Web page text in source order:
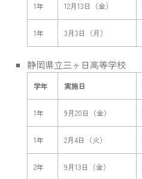
1年 12月13日（金）
1年 3月3日（月）
静岡県立三ヶ日高等学校
学年 実施日
1年 9月20日（金）
1年 2月4日（火）
2年 9月13日（金）